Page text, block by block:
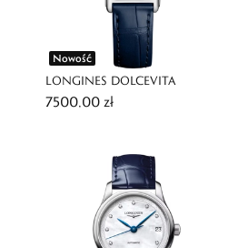
Nowość
LONGINES DOLCEVITA
7500,00 zł